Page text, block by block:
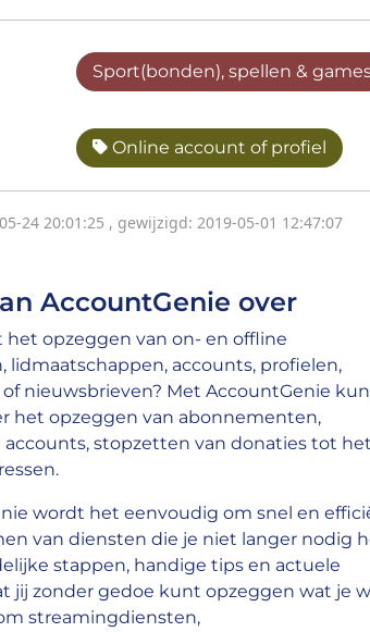
Sport(bonden), spellen &
Online account of profiel
24 20:01:25 , gewijzigd: 2019-05-01 12:47:07
AccountGenie over
opzeggen van on- en offline
lidmaatschappen, accounts, profielen,
nieuwsbrieven? Met AccountGenie
het opzeggen van abonnementen,
accounts, stopzetten van donaties tot het
wordt het eenvoudig om snel en
van diensten die je niet langer nodig
stappen, handige tips en actuele
jij zonder gedoe kunt opzeggen wat je
streamingdiensten,